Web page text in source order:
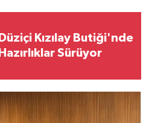
Düziçi Kızılay Butiği'nde
Hazırlıklar Sürüyor